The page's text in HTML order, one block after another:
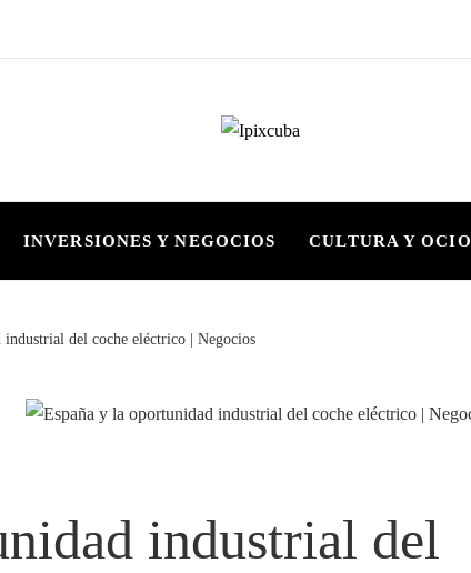
INVERSIONES Y NEGOCIOS CULTURA Y OCIO
del coche eléctrico | Negocios
industrial del